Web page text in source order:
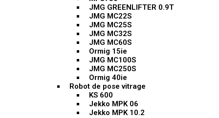
JMG GREENLIFTER 0.9T
JMG MC22S
JMG MC25S
JMG MC32S
JMG MC60S
Ormig 15ie
JMG MC100S
JMG MC250S
Ormig 40ie
Robot de pose vitrage
KS 600
Jekko MPK 06
Jekko MPK 10.2